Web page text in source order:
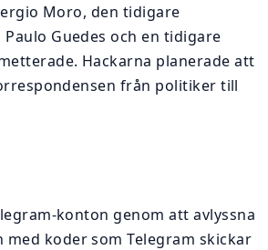
Moro, den tidigare
Guedes och en tidigare
Hackarna planerade att
från politiker till
konton genom att avlyssna
med koder som Telegram skickar